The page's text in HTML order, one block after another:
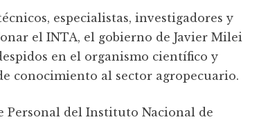
especialistas, investigadores y
el INTA, el gobierno de Javier Milei
en el organismo científico y
conocimiento al sector agropecuario.
Personal del Instituto Nacional de